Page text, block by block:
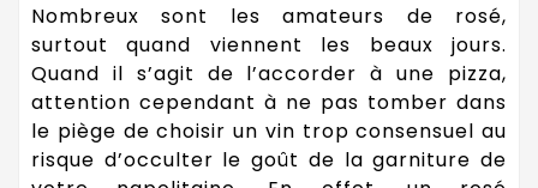
Nombreux sont les amateurs de rosé,
surtout quand viennent les beaux jours.
Quand il s’agit de l’accorder à une pizza,
attention cependant à ne pas tomber dans
le piège de choisir un vin trop consensuel au
risque d’occulter le goût de la garniture de